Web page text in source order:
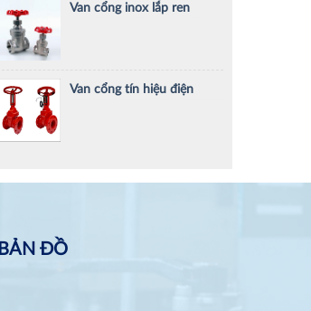
Van cổng inox lắp ren
Van cổng tín hiệu điện
BẢN ĐỒ